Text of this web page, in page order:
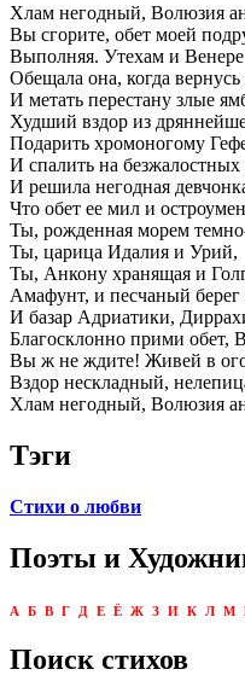
Хлам негодный, Волюзия
Вы сгорите, обет моей
Выполняя. Утехам и Венере
Обещала она, когда вернусь
И метать перестану злые
Худший вздор из
Подарить хромоногому
И спалить на безжалостных
И решила негодная
Что обет ее мил и
Ты, рожденная морем
Ты, царица Идалия и Урий,
Ты, Анкону хранящая и
Амафунт, и песчаный
И базар Адриатики,
Благосклонно прими обет,
Вы ж не ждите! Живей в
Вздор нескладный,
Хлам негодный, Волюзия
Тэги
Стихи о любви
Поэты и
А Б В Г Д Е Ё Ж З И К Л М
Поиск стихов